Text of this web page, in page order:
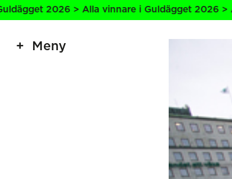
> Alla vinnare i Guldägget 2026 > Alla
Meny